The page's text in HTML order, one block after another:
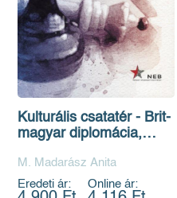
Kulturális csatatér - Brit-
magyar diplomácia,
M. Madarász Anita
Eredeti ár:
Online ár: